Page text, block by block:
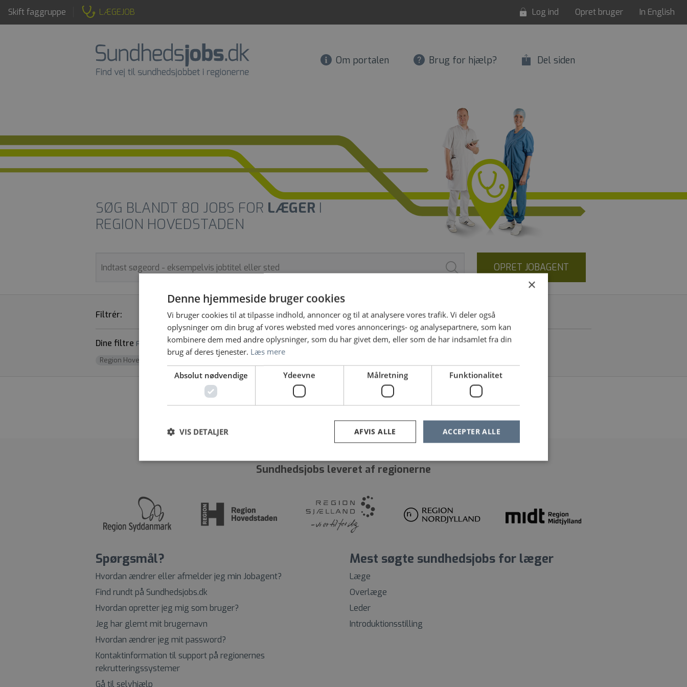
Skift faggruppe LÆGEJOB Log ind Opret bruger In English
Om portalen Brug for hjælp? Del siden
SØG BLANDT 80 JOBS FOR LÆGER I
REGION HOVEDSTADEN
OPRET JOBAGENT
Filtrér: STILLINGSTYPE ARBEJDSSTED SPECIALE ANSÆTTELSESFORM
Dine filtre Fjern alle
Region Hovedstaden
Vi fandt desværre ingen jobopslag, prøv at søge på noget andet eller fjern nogle af dine filtre
32 33 34 »
Sundhedsjobs leveret af regionerne
Spørgsmål?
Hvordan ændrer eller afmelder jeg min Jobagent?
Find rundt på Sundhedsjobs.dk
Hvordan opretter jeg mig som bruger?
Jeg har glemt mit brugernavn
Hvordan ændrer jeg mit password?
Kontaktinformation til support på regionernes
rekrutteringssystemer
Gå til selvhjælp
Mest søgte sundhedsjobs for læger
Læge
Overlæge
Leder
Introduktionsstilling
×
Denne hjemmeside bruger cookies
Vi bruger cookies til at tilpasse indhold, annoncer og til at analysere vores trafik. Vi deler også
oplysninger om din brug af vores websted med vores annoncerings- og analysepartnere, som kan
kombinere dem med andre oplysninger, som du har givet dem, eller som de har indsamlet fra din
brug af deres tjenester. Læs mere
Absolut nødvendige Ydeevne Målretning Funktionalitet
ACCEPTER ALLE
AFVIS ALLE
VIS DETALJER